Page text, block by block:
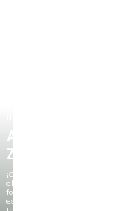
AGAPANTHUS
ZAMBEZI
¡Cuando
el
follaje
es